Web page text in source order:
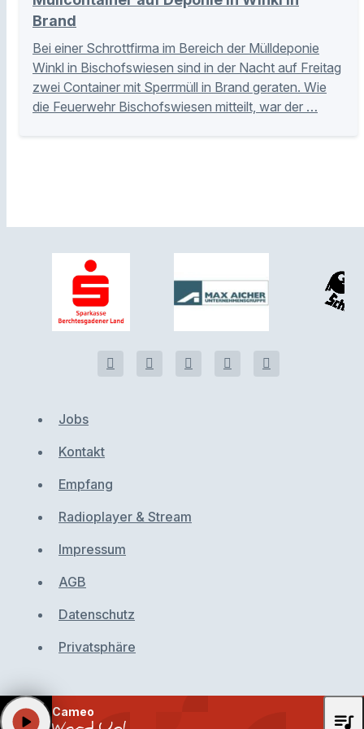
Brand
Bei einer Schrottfirma im Bereich der Mülldeponie
Winkl in Bischofswiesen sind in der Nacht auf Freitag
zwei Container mit Sperrmüll in Brand geraten. Wie
die Feuerwehr Bischofswiesen mitteilt, war der …
Jobs
Kontakt
Empfang
Radioplayer & Stream
Impressum
AGB
Datenschutz
Privatsphäre
Cameo
play_arrow queue_music